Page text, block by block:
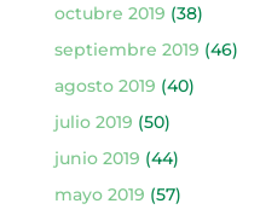
octubre 2019 (38)
septiembre 2019 (46)
agosto 2019 (40)
julio 2019 (50)
junio 2019 (44)
mayo 2019 (57)